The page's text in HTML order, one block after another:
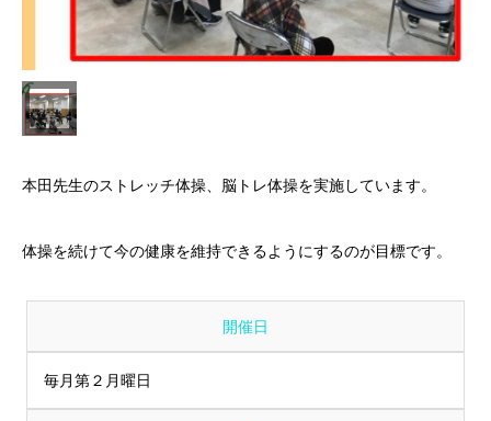
本田先生のストレッチ体操、脳トレ体操を実施しています。
体操を続けて今の健康を維持できるようにするのが目標です。
開催日
毎月第２月曜日